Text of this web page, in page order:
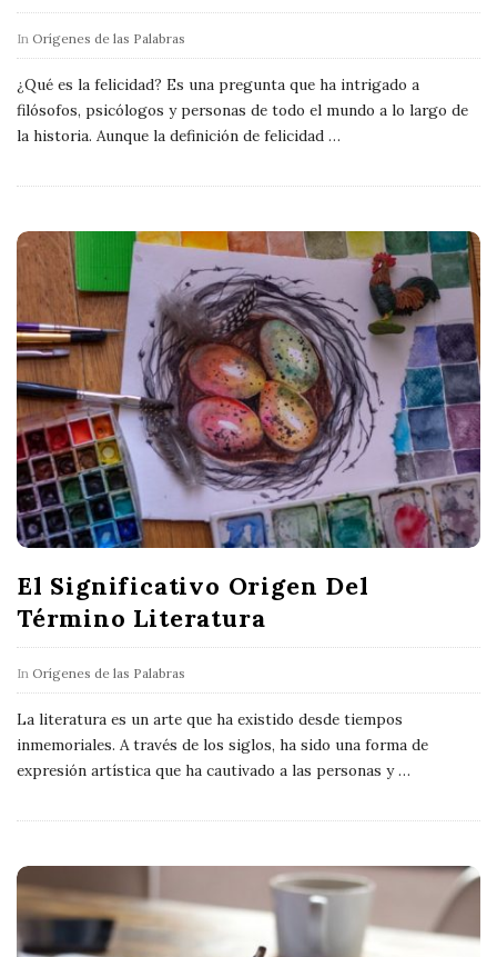
In Orígenes de las Palabras
¿Qué es la felicidad? Es una pregunta que ha intrigado a
filósofos, psicólogos y personas de todo el mundo a lo largo de
la historia. Aunque la definición de felicidad …
El Significativo Origen Del
Término Literatura
In Orígenes de las Palabras
La literatura es un arte que ha existido desde tiempos
inmemoriales. A través de los siglos, ha sido una forma de
expresión artística que ha cautivado a las personas y…